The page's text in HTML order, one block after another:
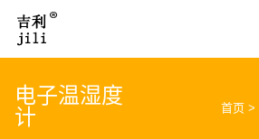
电子温湿度
计
首页 >